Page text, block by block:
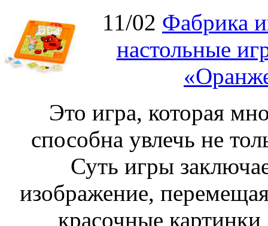
11/02 Фабрика
настольные
Это игра, которая
способна увлечь не
Суть игры
изображение,
красочные